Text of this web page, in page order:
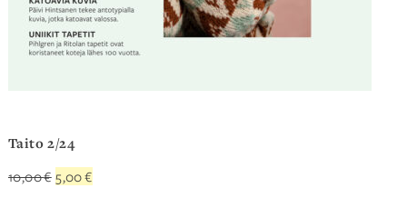
Taito 2/24
10,00€ Alkuperäinen
5,00€Nykyinen